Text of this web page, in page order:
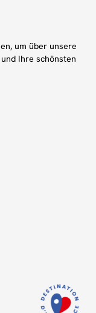
um über unsere
Ihre schönsten